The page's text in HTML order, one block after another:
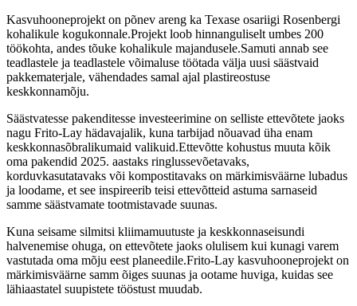
Kasvuhooneprojekt on põnev areng ka Texase osariigi Rosenbergi
kohalikule kogukonnale.Projekt loob hinnanguliselt umbes 200
töökohta, andes tõuke kohalikule majandusele.Samuti annab see
teadlastele ja teadlastele võimaluse töötada välja uusi säästvaid
pakkematerjale, vähendades samal ajal plastireostuse
keskkonnamõju.
Säästvatesse pakenditesse investeerimine on selliste ettevõtete jaoks
nagu Frito-Lay hädavajalik, kuna tarbijad nõuavad üha enam
keskkonnasõbralikumaid valikuid.Ettevõtte kohustus muuta kõik
oma pakendid 2025. aastaks ringlussevõetavaks,
korduvkasutatavaks või kompostitavaks on märkimisväärne lubadus
ja loodame, et see inspireerib teisi ettevõtteid astuma sarnaseid
samme säästvamate tootmistavade suunas.
Kuna seisame silmitsi kliimamuutuste ja keskkonnaseisundi
halvenemise ohuga, on ettevõtete jaoks olulisem kui kunagi varem
vastutada oma mõju eest planeedile.Frito-Lay kasvuhooneprojekt on
märkimisväärne samm õiges suunas ja ootame huviga, kuidas see
lähiaastatel suupistete tööstust muudab.